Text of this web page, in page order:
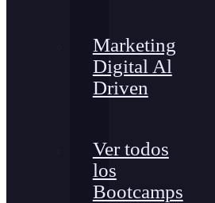
Marketing
Digital Al
Driven
Ver todos
los
Bootcamps